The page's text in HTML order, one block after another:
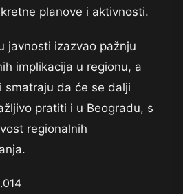
planove i aktivnosti.
javnosti izazvao pažnju
implikacija u regionu, a
smatraju da će se dalji
pratiti i u Beogradu, s
regionalnih